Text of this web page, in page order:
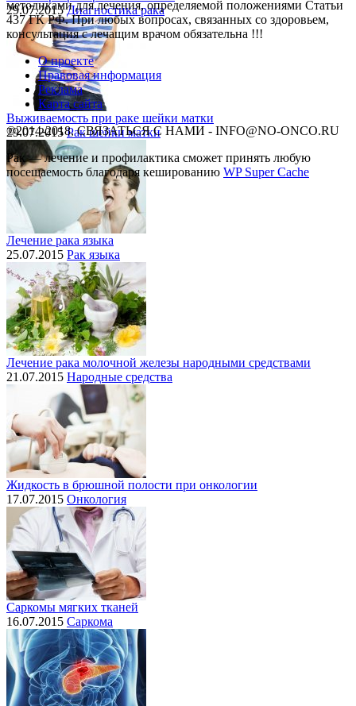
29.07.2015 Диагностика рака
Выживаемость при раке шейки матки
29.07.2015 Рак шейки матки
Лечение рака языка
25.07.2015 Рак языка
Лечение рака молочной железы народными средствами
21.07.2015 Народные средства
Жидкость в брюшной полости при онкологии
17.07.2015 Онкология
Саркомы мягких тканей
16.07.2015 Саркома
методиками для лечения, определяемой положениями Статьи
437 ГК РФ. При любых вопросах, связанных со здоровьем,
консультация с лечащим врачом обязательна !!!
О проекте
Правовая информация
Реклама
Карта сайта
©2014-2018, СВЯЗАТЬСЯ С НАМИ - INFO@NO-ONCO.RU
Рак — лечение и профилактика cможет принять любую
посещаемость благодаря кешированию WP Super Cache